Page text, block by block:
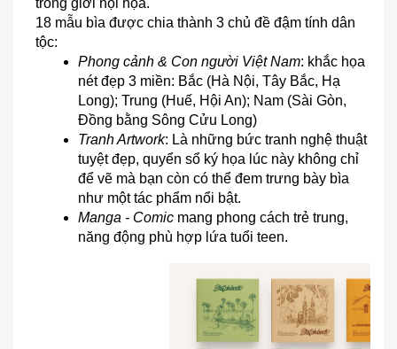
18 mẫu bìa được chia thành 3 chủ đề đậm tính dân
tộc:
Phong cảnh & Con người Việt Nam: khắc họa
nét đẹp 3 miền: Bắc (Hà Nội, Tây Bắc, Hạ
Long); Trung (Huế, Hội An); Nam (Sài Gòn,
Đồng bằng Sông Cửu Long)
Tranh Artwork: Là những bức tranh nghệ thuật
tuyệt đẹp, quyển sổ ký họa lúc này không chỉ
để vẽ mà bạn còn có thể đem trưng bày bìa
như một tác phẩm nổi bật.
Manga - Comic mang phong cách trẻ trung,
năng động phù hợp lứa tuổi teen.